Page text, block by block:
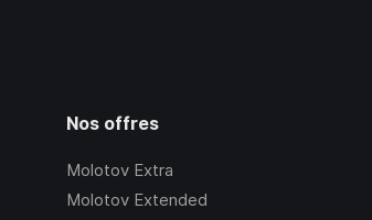
Nos offres
Molotov Extra
Molotov Extended